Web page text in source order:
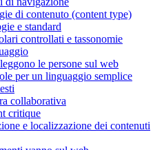
di contenuto (content type)
e standard
controllati e tassonomie
le persone sul web
per un linguaggio semplice
collaborativa
critique
e localizzazione dei contenuti